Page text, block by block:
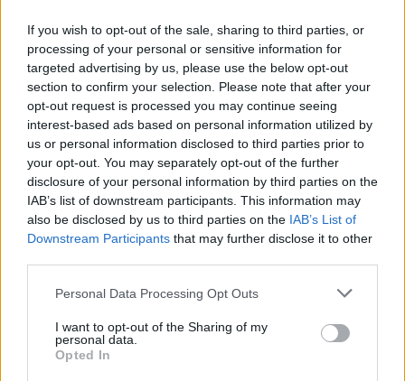
If you wish to opt-out of the sale, sharing to third parties, or
processing of your personal or sensitive information for
targeted advertising by us, please use the below opt-out
section to confirm your selection. Please note that after your
opt-out request is processed you may continue seeing
interest-based ads based on personal information utilized by
us or personal information disclosed to third parties prior to
your opt-out. You may separately opt-out of the further
disclosure of your personal information by third parties on the
IAB’s list of downstream participants. This information may
also be disclosed by us to third parties on the IAB’s List of
Downstream Participants that may further disclose it to other
Personal Data Processing Opt Outs
I want to opt-out of the Sharing of my
personal data.
Opted In
Przejechałem się nową oraz starą
RAV4 po torze i w terenie. Nie mam
złudzeń, która jest lepsza
Motoryzacja